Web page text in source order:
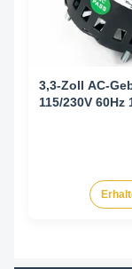
3,3-Zoll AC-
115/230V 60Hz